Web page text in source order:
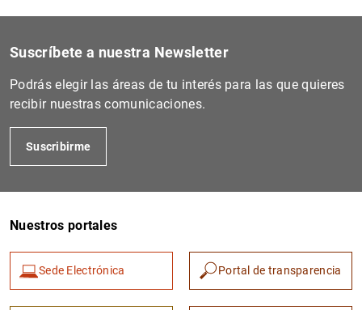
Suscríbete a nuestra Newsletter
Podrás elegir las áreas de tu interés para las que quieres
recibir nuestras comunicaciones.
Suscribirme
Nuestros portales
Sede Electrónica Portal de transparencia